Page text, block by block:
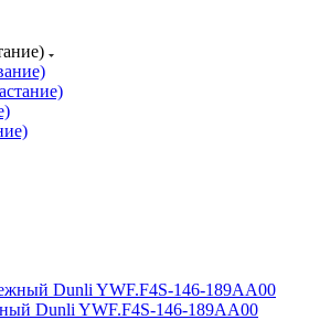
Dunli YWF.F4S-146-189AA00